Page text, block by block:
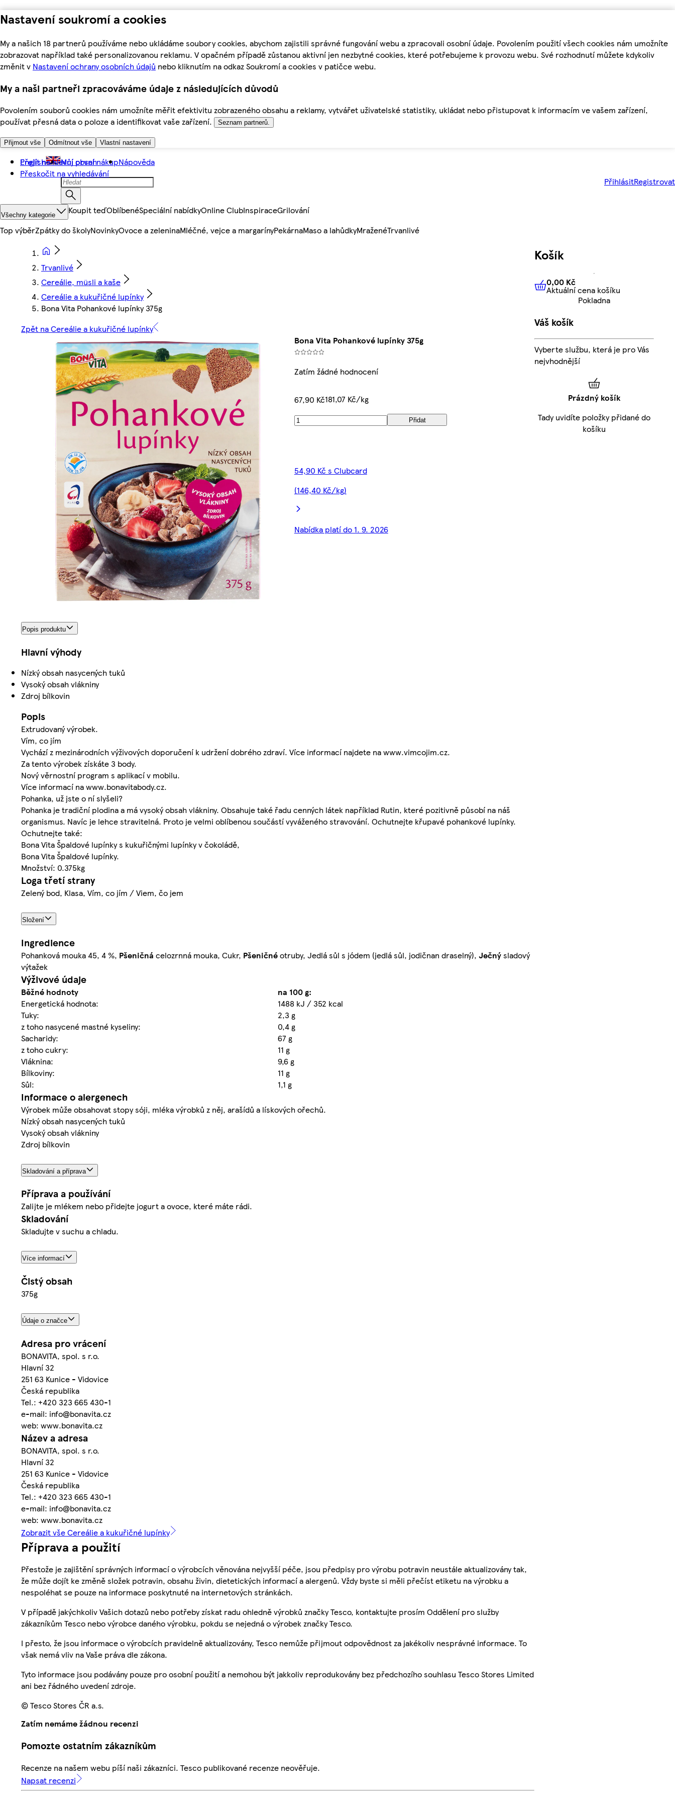
Nastavení soukromí a cookies
My a našich 18 partnerů používáme nebo ukládáme soubory cookies, abychom zajistili správné fungování webu a zpracovali osobní údaje. Povolením použití všech cookies nám umožníte
zobrazovat například také personalizovanou reklamu. V opačném případě zůstanou aktivní jen nezbytné cookies, které potřebujeme k provozu webu. Své rozhodnutí můžete kdykoliv
změnit v Nastavení ochrany osobních údajů nebo kliknutím na odkaz Soukromí a cookies v patičce webu.
My a naši partneři zpracováváme údaje z následujících důvodů
Povolením souborů cookies nám umožníte měřit efektivitu zobrazeného obsahu a reklamy, vytvářet uživatelské statistiky, ukládat nebo přistupovat k informacím ve vašem zařízení,
používat přesná data o poloze a identifikovat vaše zařízení.
Seznam partnerů.
Přijmout vše Odmítnout vše Vlastní nastavení
Přejít na hlavní obsah
Přeskočit na vyhledávání
English Můj první nákupNápověda
PřihlásitRegistrovat
Všechny kategorie Koupit teďOblíbenéSpeciální nabídkyOnline ClubInspiraceGrilování
Top výběrZpátky do školyNovinkyOvoce a zeleninaMléčné, vejce a margarínyPekárnaMaso a lahůdkyMraženéTrvanlivé
Trvanlivé
Cereálie, müsli a kaše
Cereálie a kukuřičné lupínky
Bona Vita Pohankové lupínky 375g
Zpět na Cereálie a kukuřičné lupínky
Bona Vita Pohankové lupínky 375g
Zatím žádné hodnocení
67,90 Kč181,07 Kč/kg
Přidat
54,90 Kč s Clubcard
(146,40 Kč/kg)
Nabídka platí do 1. 9. 2026
Popis produktu
Hlavní výhody
Nízký obsah nasycených tuků
Vysoký obsah vlákniny
Zdroj bílkovin
Popis
Extrudovaný výrobek.
Vím, co jím
Vychází z mezinárodních výživových doporučení k udržení dobrého zdraví. Více informací najdete na www.vimcojim.cz.
Za tento výrobek získáte 3 body.
Nový věrnostní program s aplikací v mobilu.
Více informací na www.bonavitabody.cz.
Pohanka, už jste o ní slyšeli?
Pohanka je tradiční plodina a má vysoký obsah vlákniny. Obsahuje také řadu cenných látek například Rutin, které pozitivně působí na náš
organismus. Navíc je lehce stravitelná. Proto je velmi oblíbenou součástí vyváženého stravování. Ochutnejte křupavé pohankové lupínky.
Ochutnejte také:
Bona Vita Špaldové lupínky s kukuřičnými lupínky v čokoládě,
Bona Vita Špaldové lupínky.
Množství: 0.375kg
Loga třetí strany
Zelený bod, Klasa, Vím, co jím / Viem, čo jem
Složení
Ingredience
Pohanková mouka 45, 4 %, Pšeničná celozrnná mouka, Cukr, Pšeničnéotruby, Jedlá sůl s jódem (jedlá sůl, jodičnan draselný), Ječnýsladový
výtažek
Výživové údaje
Běžné hodnoty
na 100 g:
Energetická hodnota:
1488 kJ / 352 kcal
Tuky:
2,3 g
z toho nasycené mastné kyseliny:
0,4 g
Sacharidy:
67 g
z toho cukry:
11 g
Vláknina:
9,6 g
Bílkoviny:
11 g
Sůl:
1,1 g
Informace o alergenech
Výrobek může obsahovat stopy sóji, mléka výrobků z něj, arašídů a lískových ořechů.
Nízký obsah nasycených tuků
Vysoký obsah vlákniny
Zdroj bílkovin
Skladování a příprava
Příprava a používání
Zalijte je mlékem nebo přidejte jogurt a ovoce, které máte rádi.
Skladování
Skladujte v suchu a chladu.
Více informací
Čistý obsah
375g
Údaje o značce
Adresa pro vrácení
BONAVITA, spol. s r.o.
Hlavní 32
251 63 Kunice - Vidovice
Česká republika
Tel.: +420 323 665 430-1
e-mail: info@bonavita.cz
web: www.bonavita.cz
Název a adresa
BONAVITA, spol. s r.o.
Hlavní 32
251 63 Kunice - Vidovice
Česká republika
Tel.: +420 323 665 430-1
e-mail: info@bonavita.cz
web: www.bonavita.cz
Zobrazit vše Cereálie a kukuřičné lupínky
Příprava a použití
Přestože je zajištění správných informací o výrobcích věnována nejvyšší péče, jsou předpisy pro výrobu potravin neustále aktualizovány tak,
že může dojít ke změně složek potravin, obsahu živin, dietetických informací a alergenů. Vždy byste si měli přečíst etiketu na výrobku a
nespoléhat se pouze na informace poskytnuté na internetových stránkách.
V případě jakýchkoliv Vašich dotazů nebo potřeby získat radu ohledně výrobků značky Tesco, kontaktujte prosím Oddělení pro služby
zákazníkům Tesco nebo výrobce daného výrobku, pokdu se nejedná o výrobek značky Tesco.
I přesto, že jsou informace o výrobcích pravidelně aktualizovány, Tesco nemůže přijmout odpovědnost za jakékoliv nesprávné informace. To
však nemá vliv na Vaše práva dle zákona.
Tyto informace jsou podávány pouze pro osobní použití a nemohou být jakkoliv reprodukovány bez předchozího souhlasu Tesco Stores Limited
ani bez řádného uvedení zdroje.
© Tesco Stores ČR a.s.
Zatím nemáme žádnou recenzi
Pomozte ostatním zákazníkům
Recenze na našem webu píší naši zákazníci. Tesco publikované recenze neověřuje.
Napsat recenzi
Košík
0,00 KčAktuální cena košíku
0,00 Kč
Aktuální cena košíku
Pokladna
Váš košík
Vyberte službu, která je pro Vás
nejvhodnější
Prázdný košík
Tady uvidíte položky přidané do
košíku